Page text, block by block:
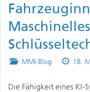
Posted
MMI-Blog 18.
Die Fähigkeit eines KI-